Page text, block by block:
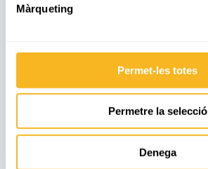
Màrqueting
Permet-les totes
Permetre la selecció
Denega
5